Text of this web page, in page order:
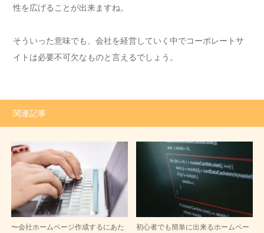
性を広げることが出来ますね。
そういった意味でも、会社を経営していく中でコーポレートサ
イトは必要不可欠なものと言えるでしょう。
関連記事
〜会社ホームページ作成するにあた
初心者でも簡単に出来るホームペー